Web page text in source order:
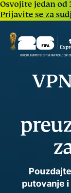
Osvojite jedan od
Prijavite se za
putovanje i